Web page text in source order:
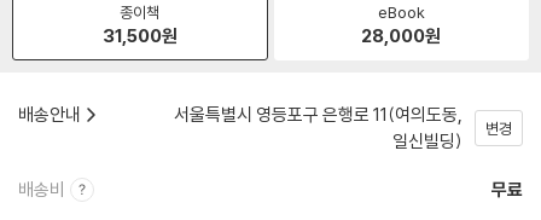
종이책
31,500원
eBook
28,000원
배송안내
서울특별시 영등포구 은행로 11(여의도동,
일신빌딩)
변경
배송비 무료